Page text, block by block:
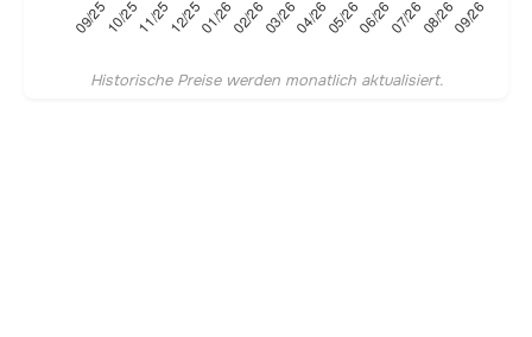
Historische Preise werden monatlich aktualisiert.